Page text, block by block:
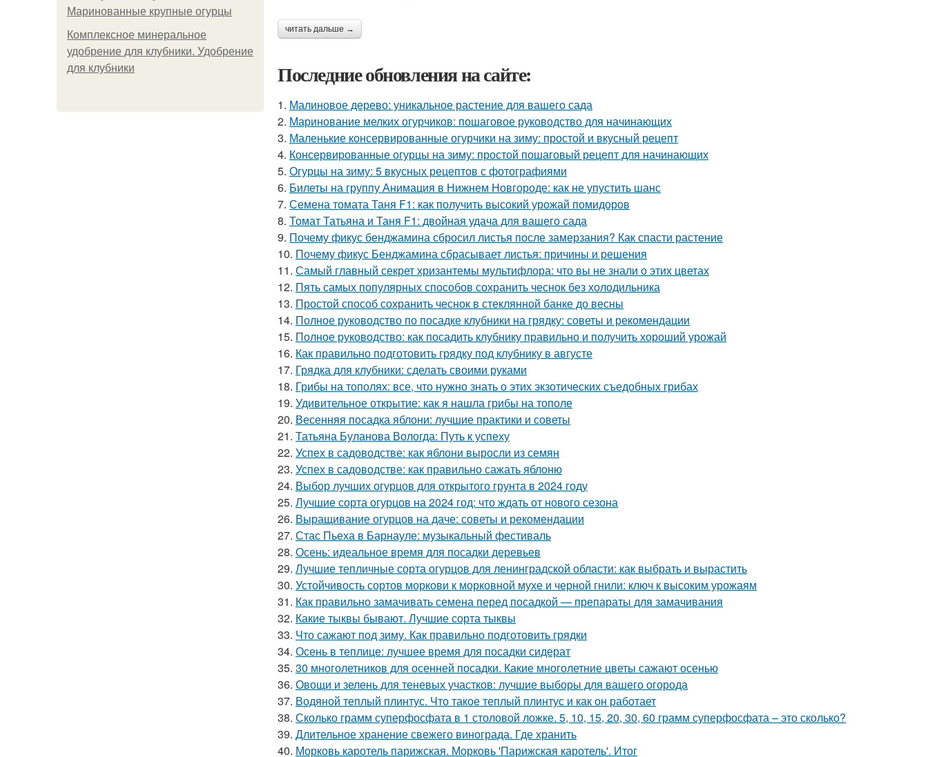
Маринованные крупные огурцы
Комплексное минеральное
удобрение для клубники. Удобрение
для клубники
читать дальше →
Последние обновления на сайте:
1. Малиновое дерево: уникальное растение для вашего сада
2. Маринование мелких огурчиков: пошаговое руководство для начинающих
3. Маленькие консервированные огурчики на зиму: простой и вкусный рецепт
4. Консервированные огурцы на зиму: простой пошаговый рецепт для начинающих
5. Огурцы на зиму: 5 вкусных рецептов с фотографиями
6. Билеты на группу Анимация в Нижнем Новгороде: как не упустить шанс
7. Семена томата Таня F1: как получить высокий урожай помидоров
8. Томат Татьяна и Таня F1: двойная удача для вашего сада
9. Почему фикус бенджамина сбросил листья после замерзания? Как спасти растение
10. Почему фикус Бенджамина сбрасывает листья: причины и решения
11. Самый главный секрет хризантемы мультифлора: что вы не знали о этих цветах
12. Пять самых популярных способов сохранить чеснок без холодильника
13. Простой способ сохранить чеснок в стеклянной банке до весны
14. Полное руководство по посадке клубники на грядку: советы и рекомендации
15. Полное руководство: как посадить клубнику правильно и получить хороший урожай
16. Как правильно подготовить грядку под клубнику в августе
17. Грядка для клубники: сделать своими руками
18. Грибы на тополях: все, что нужно знать о этих экзотических съедобных грибах
19. Удивительное открытие: как я нашла грибы на тополе
20. Весенняя посадка яблони: лучшие практики и советы
21. Татьяна Буланова Вологда: Путь к успеху
22. Успех в садоводстве: как яблони выросли из семян
23. Успех в садоводстве: как правильно сажать яблоню
24. Выбор лучших огурцов для открытого грунта в 2024 году
25. Лучшие сорта огурцов на 2024 год: что ждать от нового сезона
26. Выращивание огурцов на даче: советы и рекомендации
27. Стас Пьеха в Барнауле: музыкальный фестиваль
28. Осень: идеальное время для посадки деревьев
29. Лучшие тепличные сорта огурцов для ленинградской области: как выбрать и вырастить
30. Устойчивость сортов моркови к морковной мухе и черной гнили: ключ к высоким урожаям
31. Как правильно замачивать семена перед посадкой — препараты для замачивания
32. Какие тыквы бывают. Лучшие сорта тыквы
33. Что сажают под зиму. Как правильно подготовить грядки
34. Осень в теплице: лучшее время для посадки сидерат
35. 30 многолетников для осенней посадки. Какие многолетние цветы сажают осенью
36. Овощи и зелень для теневых участков: лучшие выборы для вашего огорода
37. Водяной теплый плинтус. Что такое теплый плинтус и как он работает
38. Сколько грамм суперфосфата в 1 столовой ложке. 5, 10, 15, 20, 30, 60 грамм суперфосфата – это сколько?
39. Длительное хранение свежего винограда. Где хранить
40. Морковь каротель парижская. Морковь 'Парижская каротель'. Итог